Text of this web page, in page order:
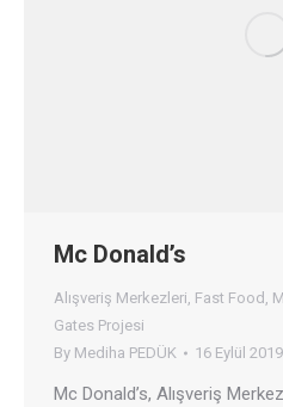
Mc Donald’s
Alışveriş Merkezleri, Fast Food ,
Gates Projesi
By Mediha PEDÜK 16 Eylül 2019
Mc Donald’s, Alışveriş